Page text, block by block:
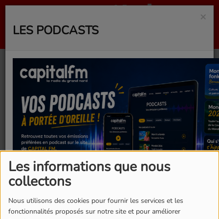
Les informations que nous
collectons
Nous utilisons des cookies pour fournir les services et les
fonctionnalités proposés sur notre site et pour améliorer
MISSTY FÉ DANSÉ
×
LES PODCASTS